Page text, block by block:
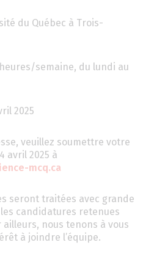
du Québec à Trois-
semaine, du lundi au
2025
veuillez soumettre votre
avril 2025 à
mcq.ca
seront traitées avec grande
candidatures retenues
nous tenons à vous
à joindre l’équipe.